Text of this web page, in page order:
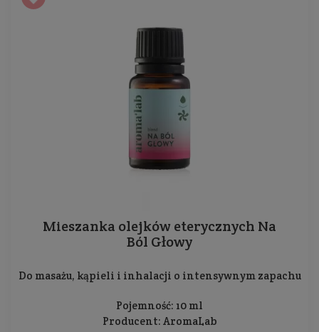
Mieszanka olejków eterycznych Na
Ból Głowy
Do masażu, kąpieli i inhalacji o intensywnym zapachu
Pojemność: 10 ml
Producent: AromaLab